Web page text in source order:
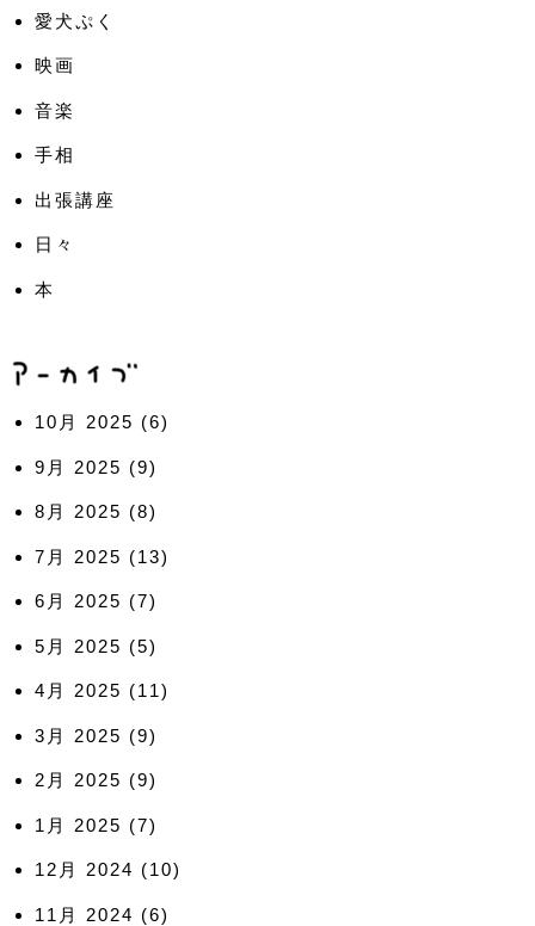
愛犬ぷく
映画
音楽
手相
出張講座
日々
本
10月 2025 (6)
9月 2025 (9)
8月 2025 (8)
7月 2025 (13)
6月 2025 (7)
5月 2025 (5)
4月 2025 (11)
3月 2025 (9)
2月 2025 (9)
1月 2025 (7)
12月 2024 (10)
11月 2024 (6)